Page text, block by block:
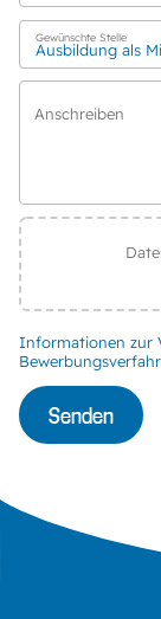
Gewünschte Stelle
Anschreiben
Informationen zur
Senden